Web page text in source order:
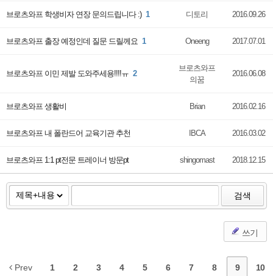
브로츠와프 학생비자 연장 문의드립니다 :) 1 디토리 2016.09.26
브로츠와프 출장 예정인데 질문 드릴께요 1 Oneeng 2017.07.01
브로츠와프 이민 제발 도와주세용!!!!ㅠ 2
브로츠와프
의꿈
2016.06.08
브로츠와프 생활비 Brian 2016.02.16
브로츠와프 내 폴란드어 교육기관 추천 IBCA 2016.03.02
브로츠와프 1:1 pt전문 트레이너 방문pt shingomast 2018.12.15
검색
쓰기
Prev 1 2 3 4 5 6 7 8 9 10